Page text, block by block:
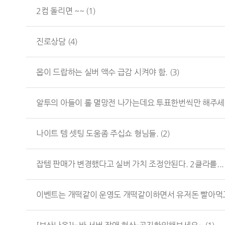
2컴 돌리면 ~~ (1)
진로상담 (4)
몹이 드랍하는 실버 액수 급감 시켜야 함. (3)
알투의 아들이 롤 멸망전 나가는데요 투표한번씩만 해주
나이트 템 셋팅 도움좀 주십쇼 형님들. (2)
잡템 판매가 변경했다고 실버 가치 조정안된다. 2클라를...
이벤트는 개떡같이 운영도 개떡같이하면서 유저돈 빨아먹